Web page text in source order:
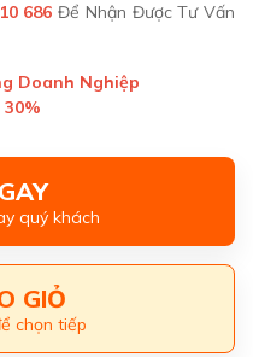
686 Để Nhận Được Tư Vấn
Doanh Nghiệp
quý khách
GIỎ
chọn tiếp